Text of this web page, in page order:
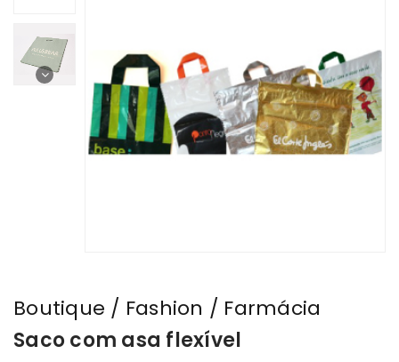
Boutique / Fashion / Farmácia
Saco com asa flexível